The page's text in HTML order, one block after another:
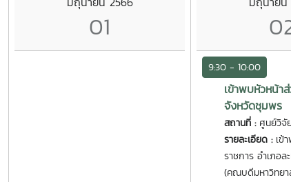
01
9:30 - 10:00
เข้าพบหัวหน้า
จังหวัดชุมพร
สถานที่ : ศูนย์วิจั
รายละเอียด : เข้
ราชการ อำเภอ
(คณบดีมหาวิทยา